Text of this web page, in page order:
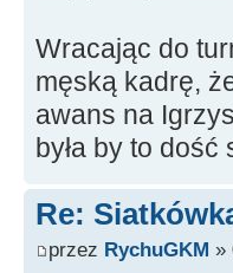
Wracając do
męską kadrę,
awans na
była by to
Re:
przez RychuGKM »